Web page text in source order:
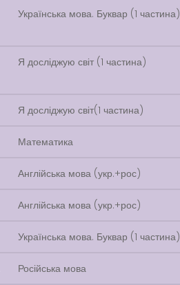
Українська мова. Буквар (1 частина)
Я досліджую світ (1 частина)
Я досліджую світ(1 частина)
Математика
Англійська мова (укр.+рос)
Англійська мова (укр.+рос)
Українська мова. Буквар (1 частина)
Російська мова